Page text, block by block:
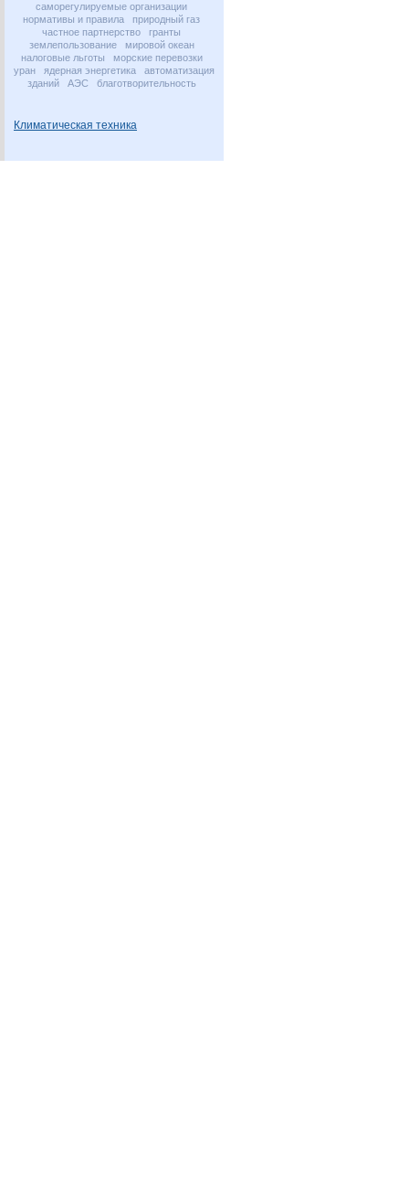
саморегулируемые организации
нормативы и правила
природный газ
частное партнерство
гранты
землепользование
мировой океан
налоговые льготы
морские перевозки
уран
ядерная энергетика
автоматизация
зданий
АЭС благотворительность
Климатическая техника